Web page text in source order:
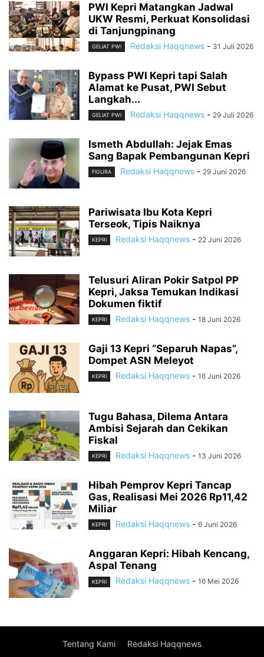
PWI Kepri Matangkan Jadwal
UKW Resmi, Perkuat Konsolidasi
di Tanjungpinang
GELIAT PWI Redaksi Haqqnews - 31 Juli 2026
Bypass PWI Kepri tapi Salah
Alamat ke Pusat, PWI Sebut
Langkah...
GELIAT PWI Redaksi Haqqnews - 29 Juli 2026
Ismeth Abdullah: Jejak Emas
Sang Bapak Pembangunan Kepri
FIGURA Redaksi Haqqnews - 29 Juni 2026
Pariwisata Ibu Kota Kepri
Terseok, Tipis Naiknya
KEPRI Redaksi Haqqnews - 22 Juni 2026
Telusuri Aliran Pokir Satpol PP
Kepri, Jaksa Temukan Indikasi
Dokumen fiktif
KEPRI Redaksi Haqqnews - 18 Juni 2026
Gaji 13 Kepri “Separuh Napas”,
Dompet ASN Meleyot
KEPRI Redaksi Haqqnews - 16 Juni 2026
Tugu Bahasa, Dilema Antara
Ambisi Sejarah dan Cekikan
Fiskal
KEPRI Redaksi Haqqnews - 13 Juni 2026
Hibah Pemprov Kepri Tancap
Gas, Realisasi Mei 2026 Rp11,42
Miliar
KEPRI Redaksi Haqqnews - 6 Juni 2026
Anggaran Kepri: Hibah Kencang,
Aspal Tenang
KEPRI Redaksi Haqqnews - 16 Mei 2026
Tentang Kami Redaksi Haqqnews